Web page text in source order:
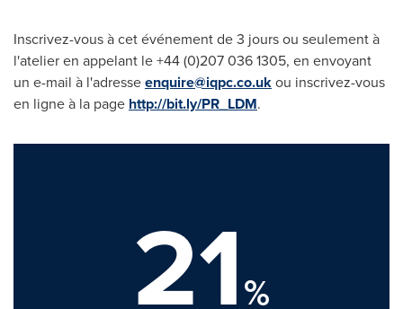
Inscrivez-vous à cet événement de 3 jours ou seulement à
l'atelier en appelant le +44 (0)207 036 1305, en envoyant
un e-mail à l'adresseenquire@iqpc.co.ukou inscrivez-vous
en ligne à la page http://bit.ly/PR_LDM.
21%